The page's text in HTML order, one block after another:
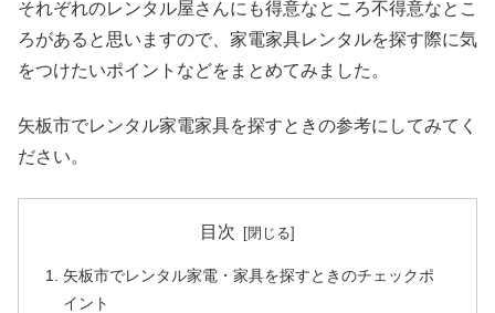
それぞれのレンタル屋さんにも得意なところ不得意なとこ
ろがあると思いますので、家電家具レンタルを探す際に気
をつけたいポイントなどをまとめてみました。
矢板市でレンタル家電家具を探すときの参考にしてみてく
ださい。
目次
矢板市でレンタル家電・家具を探すときのチェックポ
イント